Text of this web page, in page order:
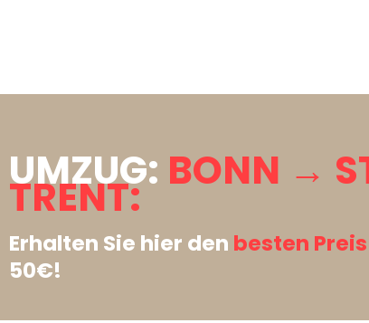
UMZUG: BONN →
TRENT:
Erhalten Sie hier den besten Preis
50€!